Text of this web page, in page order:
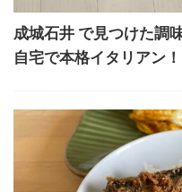
成城石井 で見つけた調
自宅で本格イタリアン！